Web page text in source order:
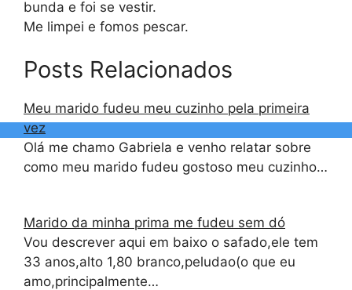
bunda e foi se vestir.
Me limpei e fomos pescar.
Posts Relacionados
Meu marido fudeu meu cuzinho pela primeira
vez
Olá me chamo Gabriela e venho relatar sobre
como meu marido fudeu gostoso meu cuzinho…
Marido da minha prima me fudeu sem dó
Vou descrever aqui em baixo o safado,ele tem
33 anos,alto 1,80 branco,peludao(o que eu
amo,principalmente…